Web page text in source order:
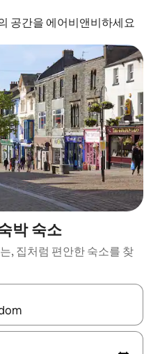
공간을 에어비앤비하세요
박 숙소
, 집처럼 편안한 숙소를 찾
키를 사용하거나 터치 또는 스와이